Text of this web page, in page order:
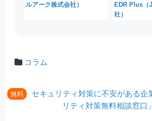
ルアーク株式会社）
EDR Plus（
社）
コラム
無料
セキュリティ対策に不安がある企
リティ対策無料相談窓口」